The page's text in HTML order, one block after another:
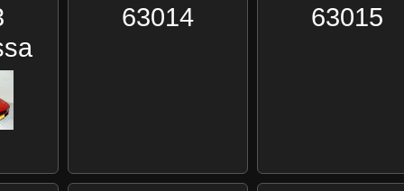
63014 63015